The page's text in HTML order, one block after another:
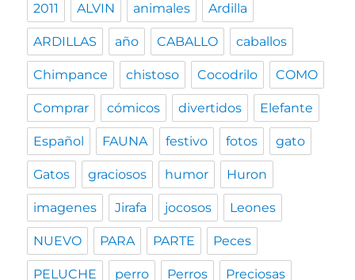
2011 ALVIN animales Ardilla
ARDILLAS año CABALLO caballos
Chimpance chistoso Cocodrilo COMO
Comprar cómicos divertidos Elefante
Español FAUNA festivo fotos gato
Gatos graciosos humor Huron
imagenes Jirafa jocosos Leones
NUEVO PARA PARTE Peces
PELUCHE perro Perros Preciosas